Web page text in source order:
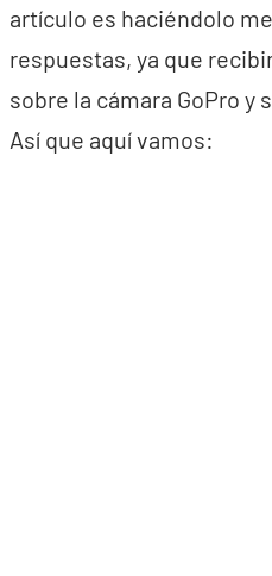
artículo es haciéndolo
respuestas, ya que
sobre la cámara GoPro
Así que aquí vamos: